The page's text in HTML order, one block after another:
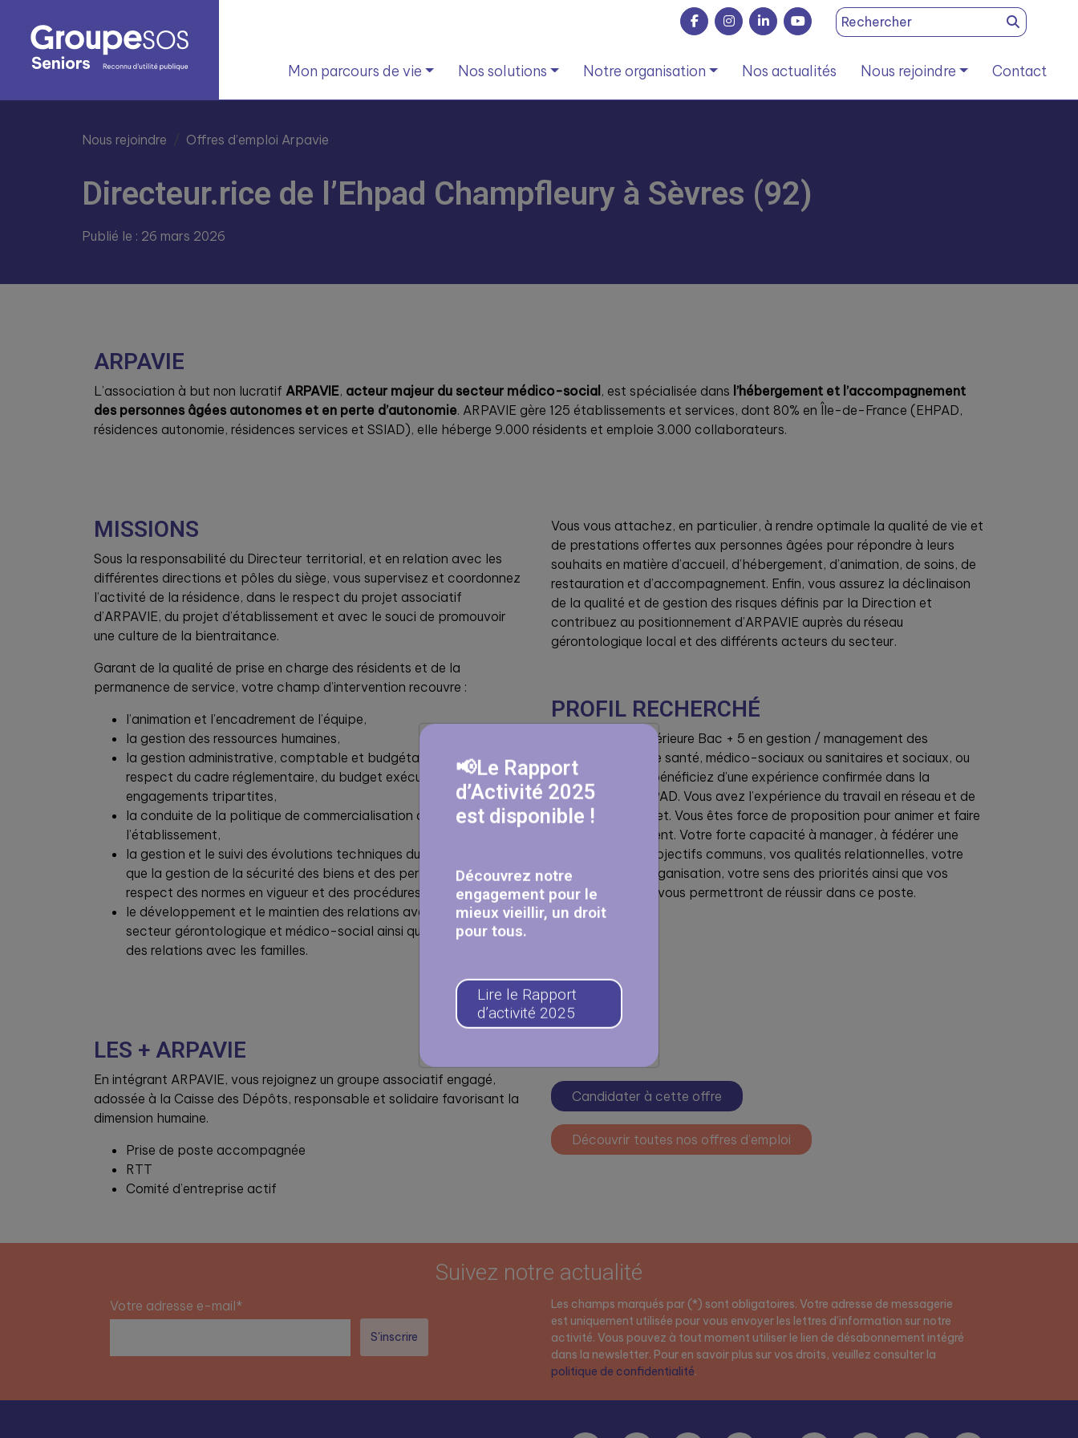
Search
for:
Mon parcours de vie Nos solutions Notre organisation Nos actualités Nous rejoindre Contact
Nous rejoindre Offres d’emploi Arpavie
Directeur.rice de l’Ehpad Champfleury à Sèvres (92)
Publié le : 26 mars 2026
ARPAVIE
L’association à but non lucratif ARPAVIE, acteur majeur du secteur médico-social , est spécialisée dans l’hébergement et l’accompagnement
des personnes âgées autonomes et en perte d’autonomie. ARPAVIE gère 125 établissements et services, dont 80% en Île-de-France (EHPAD,
résidences autonomie, résidences services et SSIAD), elle héberge 9.000 résidents et emploie 3.000 collaborateurs.
MISSIONS
Sous la responsabilité du Directeur territorial, et en relation avec les
différentes directions et pôles du siège, vous supervisez et coordonnez
l’activité de la résidence, dans le respect du projet associatif
d’ARPAVIE, du projet d’établissement et avec le souci de promouvoir
une culture de la bientraitance.
Garant de la qualité de prise en charge des résidents et de la
permanence de service, votre champ d’intervention recouvre :
l’animation et l’encadrement de l’équipe,
la gestion des ressources humaines,
la gestion administrative, comptable et budgétaire, dans le
respect du cadre réglementaire, du budget exécutoire et des
engagements tripartites,
la conduite de la politique de commercialisation de
l’établissement,
la gestion et le suivi des évolutions techniques du bâtiment ainsi
que la gestion de la sécurité des biens et des personnes, dans le
respect des normes en vigueur et des procédures,
le développement et le maintien des relations avec les acteurs du
secteur gérontologique et médico-social ainsi que la permanence
des relations avec les familles.
Vous vous attachez, en particulier, à rendre optimale la qualité de vie et
de prestations offertes aux personnes âgées pour répondre à leurs
souhaits en matière d’accueil, d’hébergement, d’animation, de soins, de
restauration et d’accompagnement. Enfin, vous assurez la déclinaison
de la qualité et de gestion des risques définis par la Direction et
contribuez au positionnement d’ARPAVIE auprès du réseau
gérontologique local et des différents acteurs du secteur.
PROFIL RECHERCHÉ
De formation supérieure Bac + 5 en gestion / management des
établissements de santé, médico-sociaux ou sanitaires et sociaux, ou
équivalent, vous bénéficiez d’une expérience confirmée dans la
direction d’un EHPAD. Vous avez l’expérience du travail en réseau et de
la gestion de projet. Vous êtes force de proposition pour animer et faire
vivre l’établissement. Votre forte capacité à manager, à fédérer une
équipe autour d’objectifs communs, vos qualités relationnelles, votre
rigueur et votre organisation, votre sens des priorités ainsi que vos
qualités d’écoute vous permettront de réussir dans ce poste.
LES + ARPAVIE
En intégrant ARPAVIE, vous rejoignez un groupe associatif engagé,
adossée à la Caisse des Dépôts, responsable et solidaire favorisant la
dimension humaine.
Prise de poste accompagnée
RTT
Comité d’entreprise actif
Candidater à cette offre
Découvrir toutes nos offres d’emploi
Suivez notre actualité
Votre adresse e-mail*
Les champs marqués par (*) sont obligatoires. Votre adresse de messagerie
est uniquement utilisée pour vous envoyer les lettres d’information sur notre
activité. Vous pouvez à tout moment utiliser le lien de désabonnement intégré
dans la newsletter. Pour en savoir plus sur vos droits, veuillez consulter la
politique de confidentialité.
📢Le Rapport
d’Activité 2025
est disponible !
Découvrez notre
engagement pour le
mieux vieillir, un droit
pour tous.
Lire le Rapport
d’activité 2025